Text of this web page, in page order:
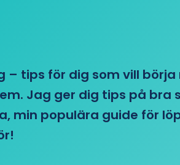
tips för dig som vill
Jag ger dig tips på
min populära guide för